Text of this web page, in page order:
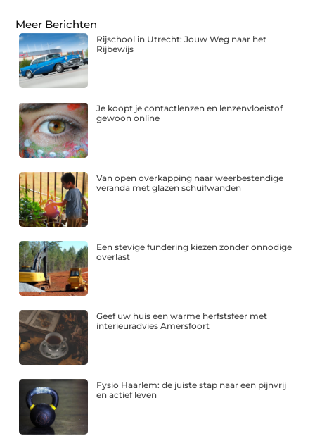
Meer Berichten
Rijschool in Utrecht: Jouw Weg naar het
Rijbewijs
Je koopt je contactlenzen en lenzenvloeistof
gewoon online
Van open overkapping naar weerbestendige
veranda met glazen schuifwanden
Een stevige fundering kiezen zonder onnodige
overlast
Geef uw huis een warme herfstsfeer met
interieuradvies Amersfoort
Fysio Haarlem: de juiste stap naar een pijnvrij
en actief leven